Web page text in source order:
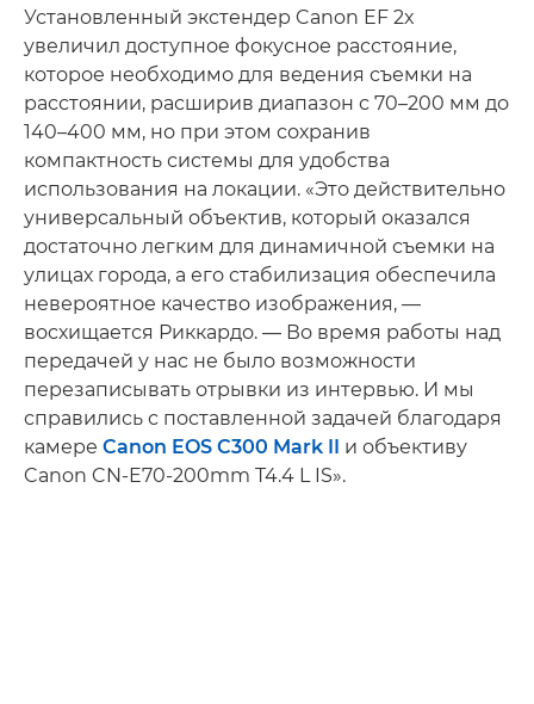
Установленный экстендер Canon EF 2x
увеличил доступное фокусное расстояние,
которое необходимо для ведения съемки на
расстоянии, расширив диапазон с 70–200 мм до
140–400 мм, но при этом сохранив
компактность системы для удобства
использования на локации. «Это действительно
универсальный объектив, который оказался
достаточно легким для динамичной съемки на
улицах города, а его стабилизация обеспечила
невероятное качество изображения, —
восхищается Риккардо. — Во время работы над
передачей у нас не было возможности
перезаписывать отрывки из интервью. И мы
справились с поставленной задачей благодаря
камере Canon EOS C300 Mark II
и объективу
Canon CN-E70-200mm T4.4 L IS».